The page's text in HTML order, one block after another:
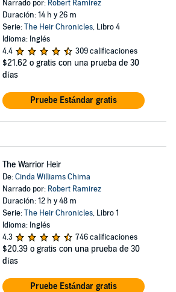
Narrado por: Robert Ramirez
Duración: 14 h y 26 m
Serie:The Heir Chronicles, Libro 4
Idioma: Inglés
4.4
309 calificaciones
$21.62 o gratis con una prueba de 30
días
Pruebe Estándar gratis
The Warrior Heir
De:Cinda Williams Chima
Narrado por: Robert Ramirez
Duración: 12 h y 48 m
Serie:The Heir Chronicles, Libro 1
Idioma: Inglés
4.3
746 calificaciones
$20.39 o gratis con una prueba de 30
días
Pruebe Estándar gratis